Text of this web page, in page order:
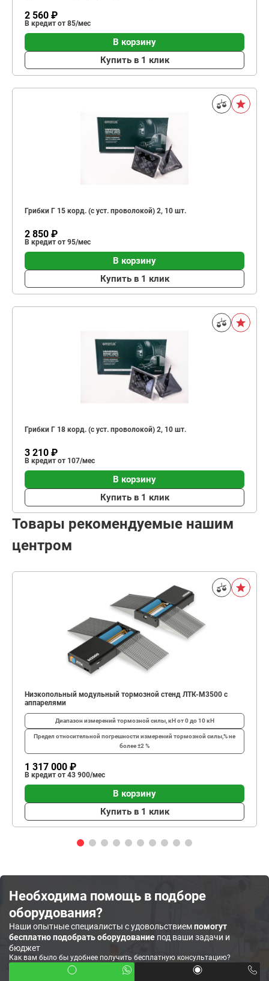
2 560 ₽
В кредит от 85/мес
В корзину
Купить в 1 клик
Грибки Г 15 корд. (с уст. проволокой) 2, 10 шт.
2 850 ₽
В кредит от 95/мес
В корзину
Купить в 1 клик
Грибки Г 18 корд. (с уст. проволокой) 2, 10 шт.
3 210 ₽
В кредит от 107/мес
В корзину
Купить в 1 клик
Товары рекомендуемые нашим
центром
Низкопольный модульный тормозной стенд ЛТК-М3500 с
аппарелями
Диапазон измерений тормозной силы, кНот 0 до 10 кН
Предел относительной погрешности измерений тормозной силы,%не
более ±2 %
1 317 000 ₽
В кредит от 43 900/мес
В корзину
Купить в 1 клик
Необходима помощь в подборе
оборудования?
Наши опытные специалисты с удовольствиемпомогут
бесплатно подобрать оборудование под ваши задачи и
бюджет
Как вам было бы удобнее получить бесплатную консультацию?